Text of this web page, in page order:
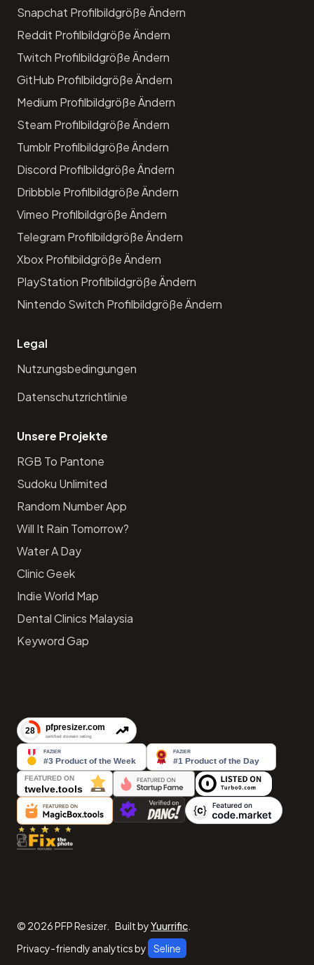
Snapchat Profilbildgröße Ändern
Reddit Profilbildgröße Ändern
Twitch Profilbildgröße Ändern
GitHub Profilbildgröße Ändern
Medium Profilbildgröße Ändern
Steam Profilbildgröße Ändern
Tumblr Profilbildgröße Ändern
Discord Profilbildgröße Ändern
Dribbble Profilbildgröße Ändern
Vimeo Profilbildgröße Ändern
Telegram Profilbildgröße Ändern
Xbox Profilbildgröße Ändern
PlayStation Profilbildgröße Ändern
Nintendo Switch Profilbildgröße Ändern
Legal
Nutzungsbedingungen
Datenschutzrichtlinie
Unsere Projekte
RGB To Pantone
Sudoku Unlimited
Random Number App
Will It Rain Tomorrow?
Water A Day
Clinic Geek
Indie World Map
Dental Clinics Malaysia
Keyword Gap
© 2026PFP Resizer. Built byYuurrific
Privacy-friendly analytics by
Seline